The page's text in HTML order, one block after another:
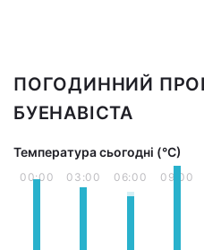
ПОГОДИННИЙ
БУЕНАВІСТА
Температура сьогодні (°С)
00:00 03:00 06:00 09:00